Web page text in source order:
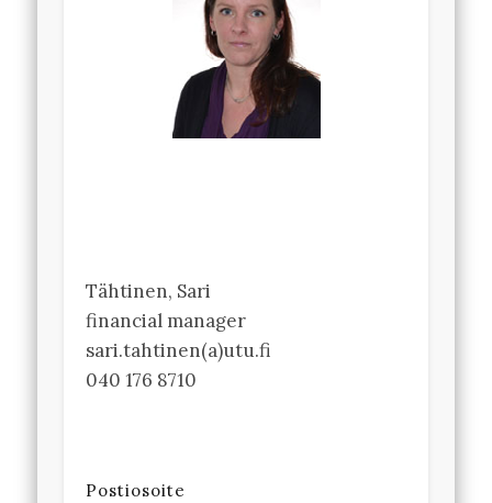
Tähtinen, Sari
financial manager
sari.tahtinen(a)utu.fi
040 176 8710
Postiosoite